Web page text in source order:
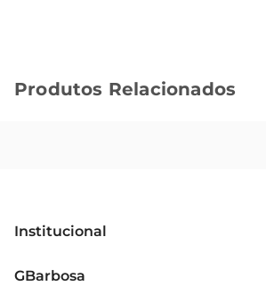
Este vinho tinto se destaca
Em boca, apresenta um corpo
um final longo e agradável.
Produtos Relacionados
Institucional
GBarbosa